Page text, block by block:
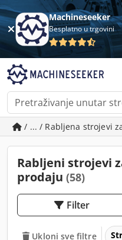
Machineseeker
Besplatno u trgovini
/ ... / Rabljena strojevi
Rabljeni strojevi
prodaju (58)
Filter
Ukloni sve filtre